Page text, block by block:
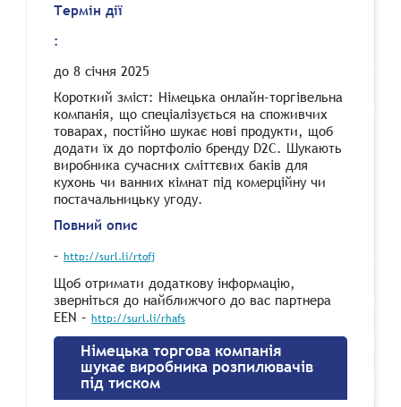
Термін дії
:
до 8 січня 2025
Короткий зміст: Німецька онлайн-торгівельна
компанія, що спеціалізується на споживчих
товарах, постійно шукає нові продукти, щоб
додати їх до портфоліо бренду D2C. Шукають
виробника сучасних сміттєвих баків для
кухонь чи ванних кімнат під комерційну чи
постачальницьку угоду.
Повний опис
– http://surl.li/rtofj
Щоб отримати додаткову інформацію,
зверніться до найближчого до вас партнера
EEN – http://surl.li/rhafs
Німецька торгова компанія
шукає виробника розпилювачів
під тиском